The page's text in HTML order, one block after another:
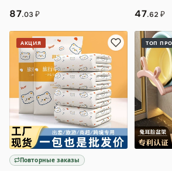
87.03₽ 47.62 ₽
АКЦИЯ
Повторные заказы
ТОП